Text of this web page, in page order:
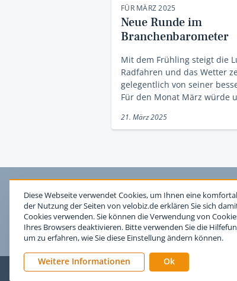
FÜR MÄRZ 2025
Neue Runde im
Branchenbarometer
Mit dem Frühling steigt die
Radfahren und das Wetter
gelegentlich von seiner
Für den Monat März würde
21. März 2025
Diese Webseite verwendet Cookies, um Ihnen eine
der Nutzung der Seiten von velobiz.de erklären Sie sich
Cookies verwenden. Sie können die Verwendung von
Ihres Browsers deaktivieren. Bitte verwenden Sie die
um zu erfahren, wie Sie diese Einstellung ändern können.
Weitere Informationen
Ok
Impressum